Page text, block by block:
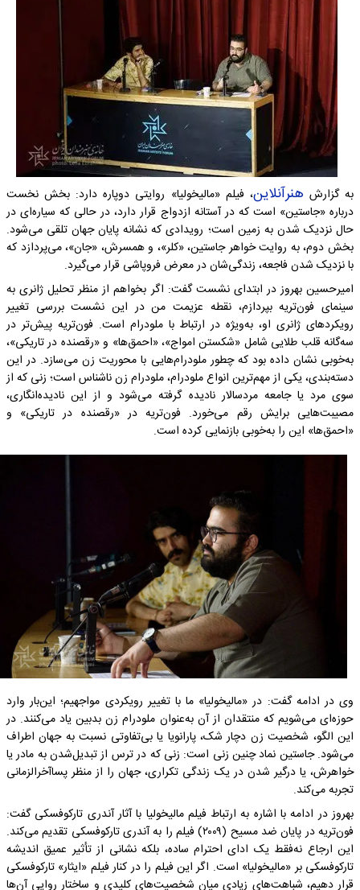
به گزارش هنرآنلاین، فیلم «مالیخولیا» روایتی دوپاره دارد: بخش نخست
درباره «جاستین» است که در آستانه ازدواج قرار دارد، در حالی که سیاره‌ای در
حال نزدیک شدن به زمین است؛ رویدادی که نشانه پایان جهان تلقی می‌شود.
بخش دوم، به روایت خواهر جاستین، «کلر»، و همسرش، «جان»، می‌پردازد که
با نزدیک شدن فاجعه، زندگی‌شان در معرض فروپاشی قرار می‌گیرد.
امیرحسین بهروز در ابتدای نشست گفت: اگر بخواهم از منظر تحلیل ژانری به
سینمای فون‌تریه بپردازم، نقطه عزیمت من در این نشست بررسی تغییر
رویکردهای ژانری او، به‌ویژه در ارتباط با ملودرام است. فون‌تریه پیش‌تر در
سه‌گانه قلب طلایی شامل «شکستن امواج»، «احمق‌ها» و «رقصنده در تاریکی»،
به‌خوبی نشان داده بود که چطور ملودرام‌هایی با محوریت زن می‌سازد. در این
دسته‌بندی، یکی از مهم‌ترین انواع ملودرام، ملودرام زن ناشناس است؛ زنی که از
سوی مرد یا جامعه مردسالار نادیده گرفته می‌شود و از این نادیده‌انگاری،
مصیبت‌هایی برایش رقم می‌خورد. فون‌تریه در «رقصنده در تاریکی» و
«احمق‌ها» این را به‌خوبی بازنمایی کرده است.
وی در ادامه گفت: در «مالیخولیا» ما با تغییر رویکردی مواجهیم؛ این‌بار وارد
حوزه‌ای می‌شویم که منتقدان از آن به‌عنوان ملودرام زن بدبین یاد می‌کنند. در
این الگو، شخصیت زن دچار شک، پارانویا یا بی‌تفاوتی نسبت به جهان اطراف
می‌شود. جاستین نماد چنین زنی است: زنی که در ترس از تبدیل‌شدن به مادر یا
خواهرش، یا درگیر شدن در یک زندگی تکراری، جهان را از منظر پساآخرالزمانی
تجربه می‌کند.
بهروز در ادامه با اشاره به ارتباط فیلم مالیخولیا با آثار آندری تارکوفسکی گفت:
فون‌تریه در پایان ضد مسیح (۲۰۰۹) فیلم را به آندری تارکوفسکی تقدیم می‌کند.
این ارجاع نه‌فقط یک ادای احترام ساده، بلکه نشانی از تأثیر عمیق اندیشه
تارکوفسکی بر «مالیخولیا» است. اگر این فیلم را در کنار فیلم «ایثار» تارکوفسکی
قرار دهیم، شباهت‌های زیادی میان شخصیت‌های کلیدی و ساختار روایی آن‌ها